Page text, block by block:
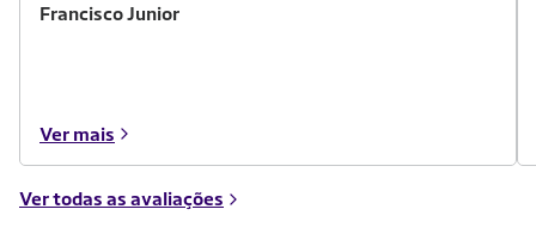
Francisco Junior
Ver mais
Ver todas as avaliações